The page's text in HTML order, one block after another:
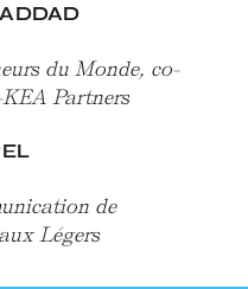
du Monde, co-
Partners
de
Légers